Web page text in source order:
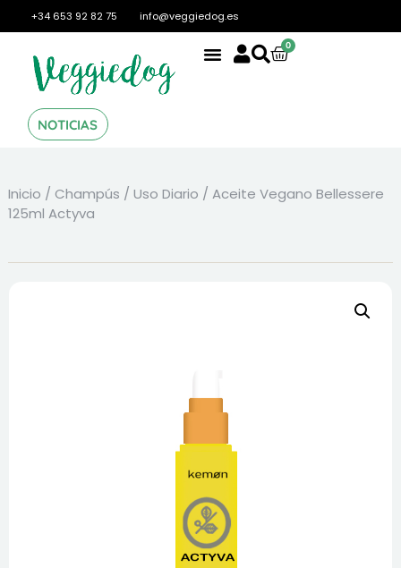
+34 653 92 82 75 info@veggiedog.es
0
NOTICIAS
Inicio / Champús / Uso Diario / Aceite Vegano Bellessere
125ml Actyva